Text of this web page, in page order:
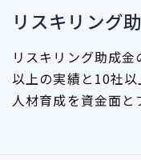
リスキリング
リスキリング助成
以上の実績と10社
人材育成を資金面と